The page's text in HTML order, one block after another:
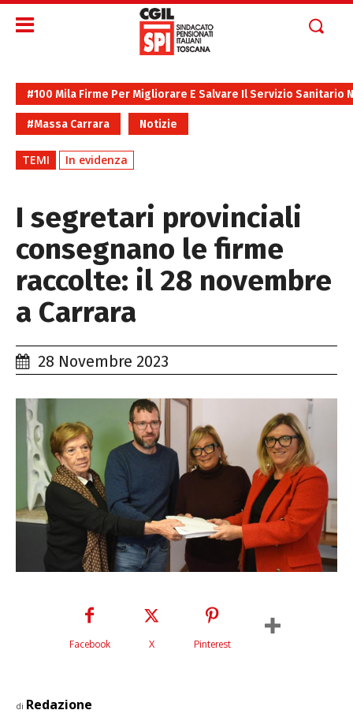
#100 Mila Firme Per Migliorare E Salvare Il Servizio Sanitario
#Massa Carrara Notizie
TEMI In evidenza
I segretari provinciali
consegnano le firme
raccolte: il 28 novembre
a Carrara
28 Novembre 2023
Facebook X Pinterest
di Redazione